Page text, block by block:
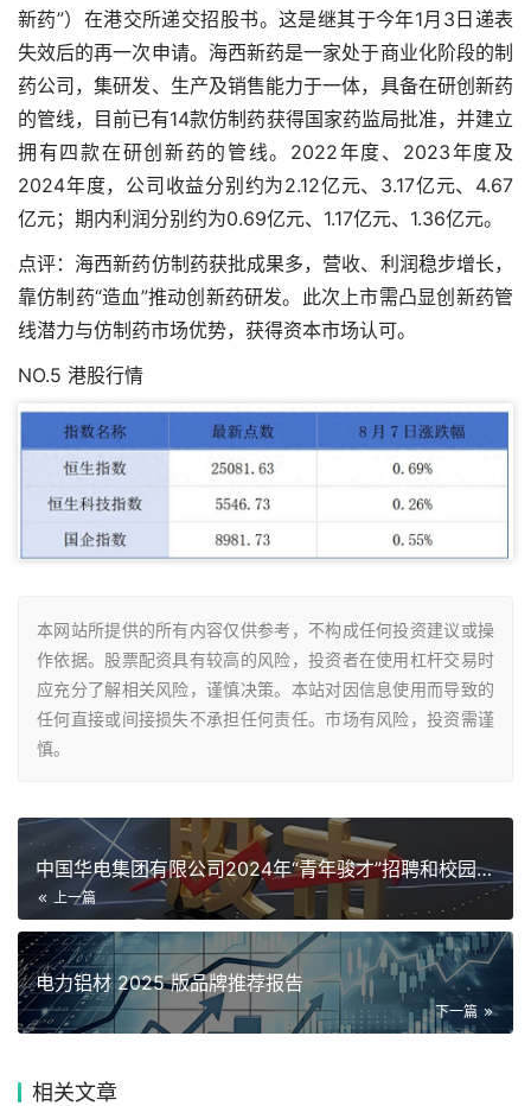
新药”）在港交所递交招股书。这是继其于今年1月3日递表
失效后的再一次申请。海西新药是一家处于商业化阶段的制
药公司，集研发、生产及销售能力于一体，具备在研创新药
的管线，目前已有14款仿制药获得国家药监局批准，并建立
拥有四款在研创新药的管线。2022年度、2023年度及
2024年度，公司收益分别约为2.12亿元、3.17亿元、4.67
亿元；期内利润分别约为0.69亿元、1.17亿元、1.36亿元。
点评：海西新药仿制药获批成果多，营收、利润稳步增长，
靠仿制药“造血”推动创新药研发。此次上市需凸显创新药管
线潜力与仿制药市场优势，获得资本市场认可。
NO.5 港股行情
本网站所提供的所有内容仅供参考，不构成任何投资建议或操
作依据。股票配资具有较高的风险，投资者在使用杠杆交易时
应充分了解相关风险，谨慎决策。本站对因信息使用而导致的
任何直接或间接损失不承担任何责任。市场有风险，投资需谨
慎。
中国华电集团有限公司2024年“青年骏才”招聘和校园招聘公告
上一篇
电力铝材 2025 版品牌推荐报告
下一篇
相关文章